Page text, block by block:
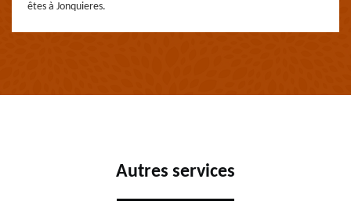
êtes à Jonquieres.
Autres services